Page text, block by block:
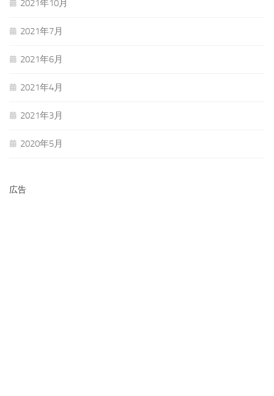
2021年10月
2021年7月
2021年6月
2021年4月
2021年3月
2020年5月
広告